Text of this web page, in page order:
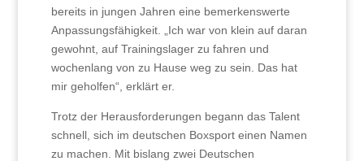
bereits in jungen Jahren eine bemerkenswerte
Anpassungsfähigkeit. „Ich war von klein auf daran
gewohnt, auf Trainingslager zu fahren und
wochenlang von zu Hause weg zu sein. Das hat
mir geholfen“, erklärt er.
Trotz der Herausforderungen begann das Talent
schnell, sich im deutschen Boxsport einen Namen
zu machen. Mit bislang zwei Deutschen